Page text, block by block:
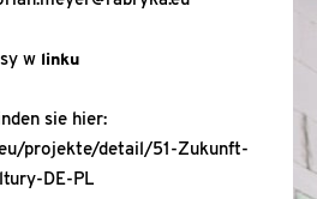
w linku
sie hier:
projekte/detail/51-Zukunft-
DE-PL